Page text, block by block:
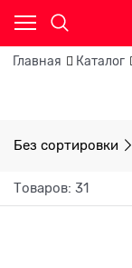
Главная Каталог
Без сортировки
Товаров: 31